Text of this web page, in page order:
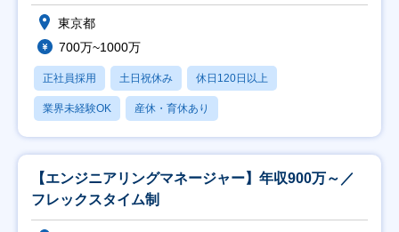
東京都
700万~1000万
正社員採用 土日祝休み 休日120日以上
業界未経験OK 産休・育休あり
【エンジニアリングマネージャー】年収900万～／
フレックスタイム制